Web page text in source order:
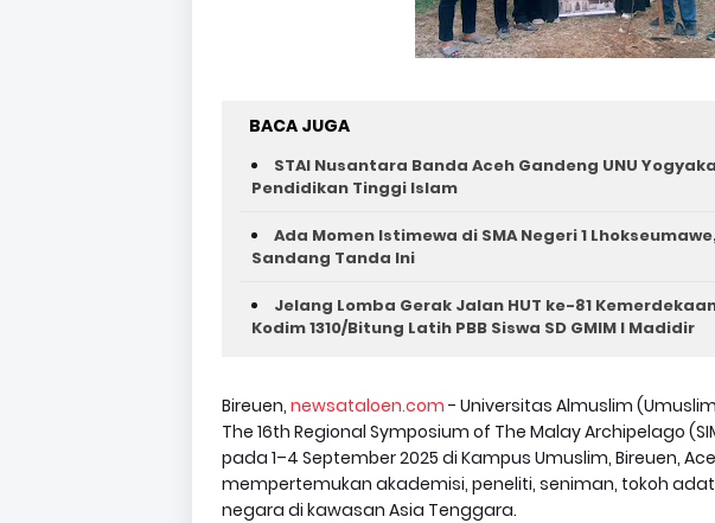
BACA JUGA
STAI Nusantara Banda Aceh Gandeng UNU
Pendidikan Tinggi Islam
Ada Momen Istimewa di SMA Negeri 1
Sandang Tanda Ini
Jelang Lomba Gerak Jalan HUT ke-81
Kodim 1310/Bitung Latih PBB Siswa SD GMIM I Madidir
Bireuen, newsataloen.com - Universitas Almuslim
The 16th Regional Symposium of The Malay Archipelago
pada 1–4 September 2025 di Kampus Umuslim, Bireuen,
mempertemukan akademisi, peneliti, seniman, tokoh
negara di kawasan Asia Tenggara.